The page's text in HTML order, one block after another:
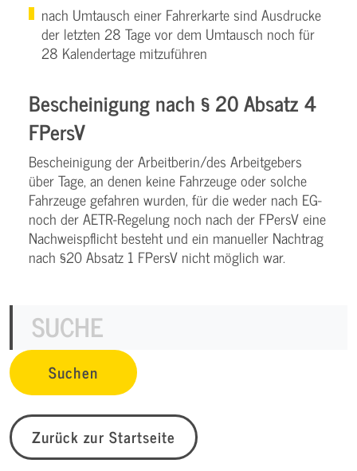
nach Umtausch einer Fahrerkarte sind Ausdrucke
der letzten 28 Tage vor dem Umtausch noch für
28 Kalendertage mitzuführen
Bescheinigung nach § 20 Absatz 4
FPersV
Bescheinigung der Arbeitberin/des Arbeitgebers
über Tage, an denen keine Fahrzeuge oder solche
Fahrzeuge gefahren wurden, für die weder nach EG-
noch der AETR-Regelung noch nach der FPersV eine
Nachweispflicht besteht und ein manueller Nachtrag
nach §20 Absatz 1 FPersV nicht möglich war.
Zurück zur Startseite